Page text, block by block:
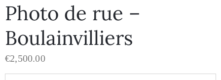
Photo de rue –
Boulainvilliers
€2,500.00